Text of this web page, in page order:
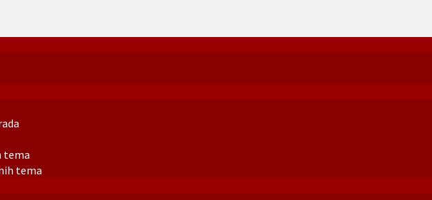
tema
tema